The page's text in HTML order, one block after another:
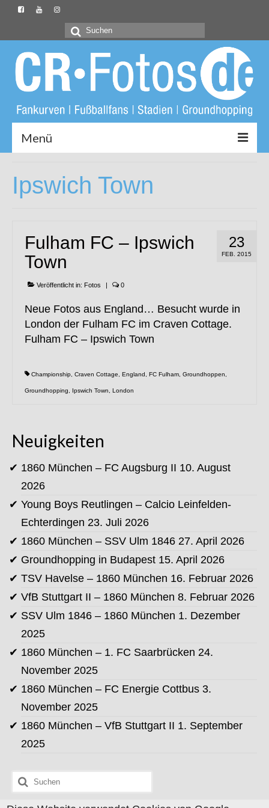
Suchen
Menü
CR-Fotos.de
Fotos
Buch: Unter Löwen
Ipswich Town
23
FEB. 2015
Fulham FC – Ipswich
Town
Veröffentlicht in: Fotos | 0
Neue Fotos aus England… Besucht wurde in
London der Fulham FC im Craven Cottage.
Fulham FC – Ipswich Town
Championship Craven Cottage England FC Fulham Groundhoppen
Groundhopping Ipswich Town London
Neuigkeiten
1860 München – FC Augsburg II 10. August
2026
Young Boys Reutlingen – Calcio Leinfelden-
Echterdingen 23. Juli 2026
1860 München – SSV Ulm 1846 27. April 2026
Groundhopping in Budapest 15. April 2026
TSV Havelse – 1860 München 16. Februar 2026
VfB Stuttgart II – 1860 München 8. Februar 2026
SSV Ulm 1846 – 1860 München 1. Dezember
2025
1860 München – 1. FC Saarbrücken 24.
November 2025
1860 München – FC Energie Cottbus 3.
November 2025
1860 München – VfB Stuttgart II 1. September
2025
Suchen
nach: